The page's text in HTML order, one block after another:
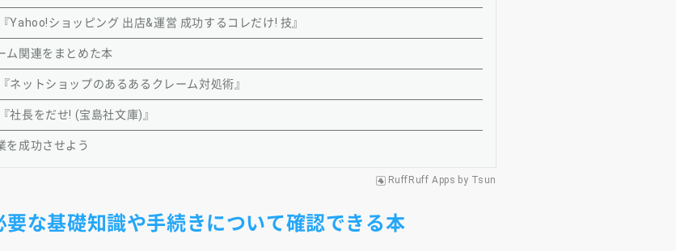
Yahoo!ショッピング 出店&運営 成功するコレだけ! 技』
ム関連をまとめた本
ットショップのあるあるクレーム対処術』
社長をだせ! (宝島社文庫)』
を成功させよう
RuffRuff Apps by Tsun
な基礎知識や手続きについて確認できる本